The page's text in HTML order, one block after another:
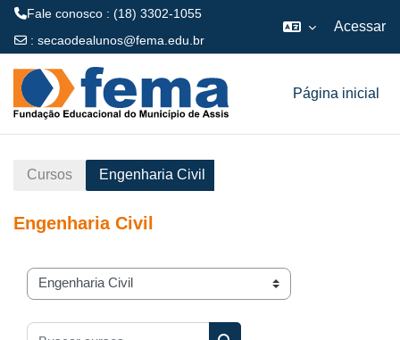
Fale conosco : (18) 3302-1055
: secaodealunos@fema.edu.br
Acessar
Página inicial
Cursos Engenharia Civil
Engenharia Civil
Categorias de Cursos
Buscar cursos